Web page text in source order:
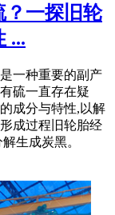
？一探旧轮
...
一种重要的副产
硫一直存在疑
成分与特性,以解
成过程旧轮胎经
生成炭黑。